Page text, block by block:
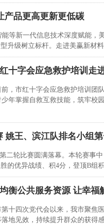
产品更高更新更低碳
等新一代信息技术深度赋能
升级树立标杆。走进美赢新材
红十字会应急救护培训走
前，市红十字会应急救护培训团
少年掌握自救互救技能，筑牢校
姚王、滨江队排名小组
二轮比赛圆满落幕。本轮赛事
的优异战绩、积4分，登顶B组
均衡公共服务资源 让幸福
第十四次党代会以来，我市聚焦
落地见效，持续提升群众的获得